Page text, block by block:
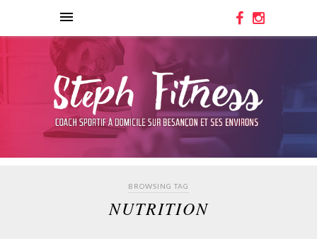
BROWSING TAG
NUTRITION